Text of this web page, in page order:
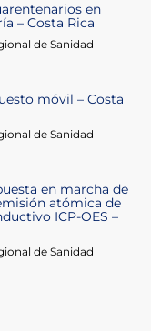
en
– Costa Rica
de Sanidad
móvil – Costa
de Sanidad
en marcha de
atómica de
ICP-OES –
de Sanidad